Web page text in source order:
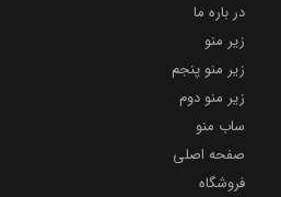
در باره ما
زیر منو
زیر منو پنجم
زیر منو دوم
ساب منو
صفحه اصلی
فروشگاه